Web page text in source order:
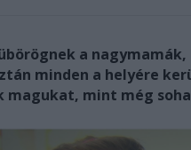
a
minden a helyére
magukat, mint még